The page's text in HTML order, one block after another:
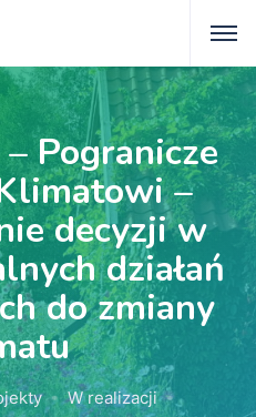
Pogranicze
–
decyzji w
działań
do zmiany
W realizacji